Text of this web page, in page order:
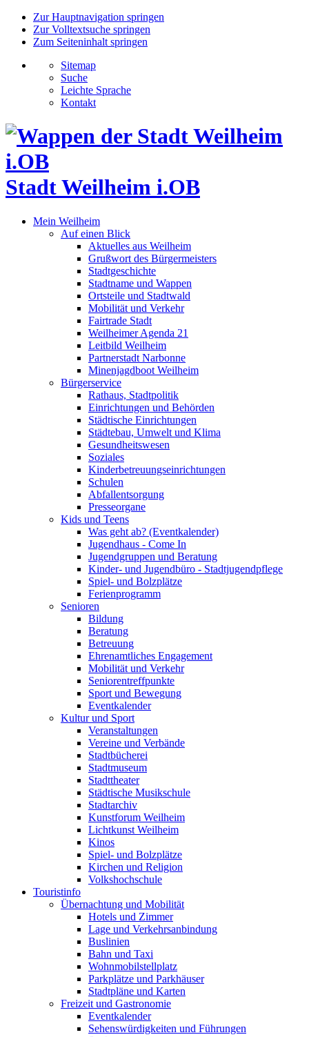
Zur Hauptnavigation springen
Zur Volltextsuche springen
Zum Seiteninhalt springen
Sitemap
Suche
Leichte Sprache
Kontakt
Stadt Weilheim i.OB
Mein Weilheim
Auf einen Blick
Aktuelles aus Weilheim
Grußwort des Bürgermeisters
Stadtgeschichte
Stadtname und Wappen
Ortsteile und Stadtwald
Mobilität und Verkehr
Fairtrade Stadt
Weilheimer Agenda 21
Leitbild Weilheim
Partnerstadt Narbonne
Minenjagdboot Weilheim
Bürgerservice
Rathaus, Stadtpolitik
Einrichtungen und Behörden
Städtische Einrichtungen
Städtebau, Umwelt und Klima
Gesundheitswesen
Soziales
Kinderbetreuungseinrichtungen
Schulen
Abfallentsorgung
Presseorgane
Kids und Teens
Was geht ab? (Eventkalender)
Jugendhaus - Come In
Jugendgruppen und Beratung
Kinder- und Jugendbüro - Stadtjugendpflege
Spiel- und Bolzplätze
Ferienprogramm
Senioren
Bildung
Beratung
Betreuung
Ehrenamtliches Engagement
Mobilität und Verkehr
Seniorentreffpunkte
Sport und Bewegung
Eventkalender
Kultur und Sport
Veranstaltungen
Vereine und Verbände
Stadtbücherei
Stadtmuseum
Stadttheater
Städtische Musikschule
Stadtarchiv
Kunstforum Weilheim
Lichtkunst Weilheim
Kinos
Spiel- und Bolzplätze
Kirchen und Religion
Volkshochschule
Touristinfo
Übernachtung und Mobilität
Hotels und Zimmer
Lage und Verkehrsanbindung
Buslinien
Bahn und Taxi
Wohnmobilstellplatz
Parkplätze und Parkhäuser
Stadtpläne und Karten
Freizeit und Gastronomie
Eventkalender
Sehenswürdigkeiten und Führungen